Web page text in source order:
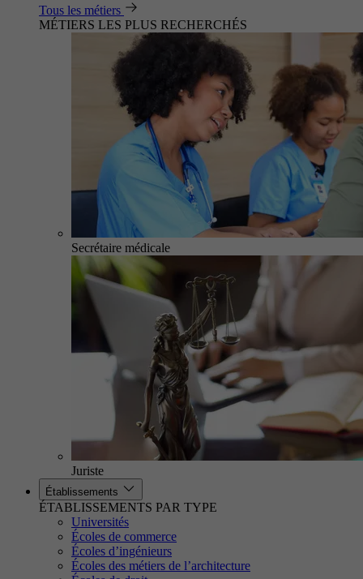
Tous les métiers
MÉTIERS LES PLUS RECHERCHÉS
Secrétaire médicale
Juriste
Établissements
ÉTABLISSEMENTS PAR TYPE
Universités
Écoles de commerce
Écoles d’ingénieurs
Écoles des métiers de l’architecture